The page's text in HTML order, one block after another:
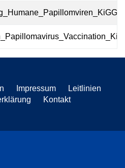
Impressum
Leitlinien
Kontakt